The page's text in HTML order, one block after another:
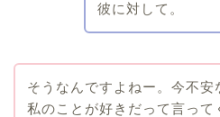
彼に対して。
そうなんですよねー。今不安
私のことが好きだって言って